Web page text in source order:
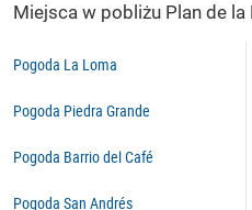
Miejsca w pobliżu Plan de la
Pogoda La Loma
Pogoda Piedra Grande
Pogoda Barrio del Café
Pogoda San Andrés